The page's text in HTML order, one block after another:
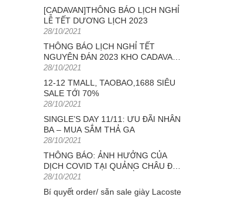
[CADAVAN]THÔNG BÁO LỊCH NGHỈ
LỄ TẾT DƯƠNG LỊCH 2023
Posted
28/10/2021
THÔNG BÁO LỊCH NGHỈ TẾT
NGUYÊN ĐÁN 2023 KHO CADAVAN
TRUNG QUỐC
Posted
28/10/2021
12-12 TMALL, TAOBAO,1688 SIÊU
SALE TỚI 70%
Posted
28/10/2021
SINGLE’S DAY 11/11: ƯU ĐÃI NHÂN
BA – MUA SẮM THẢ GA
Posted
28/10/2021
THÔNG BÁO: ẢNH HƯỞNG CỦA
DỊCH COVID TẠI QUẢNG CHÂU ĐẾN
TÌNH HÌNH VẬN CHUYỂN HÀNG
HÓA
Posted
28/10/2021
Bí quyết order/ săn sale giày Lacoste